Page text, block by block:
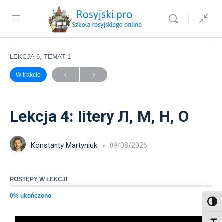
Alfabet rosyjski dla dzieci
LEKCJA 6, TEMAT 1
W trakcie
Lekcja 4: litery Л, М, Н, О
Konstanty Martyniuk 09/08/2026
POSTĘPY W LEKCJI
0% ukończono